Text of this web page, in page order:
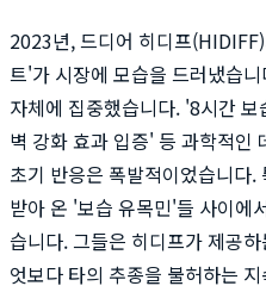
2023년, 드디어 히디프
트'가 시장에 모습을 드러냈습
자체에 집중했습니다. '8시간
벽 강화 효과 입증' 등 과학적인
초기 반응은 폭발적이었습니다
받아 온 '보습 유목민'들 사이에
습니다. 그들은 히디프가 제공
엇보다 타의 추종을 불허하는